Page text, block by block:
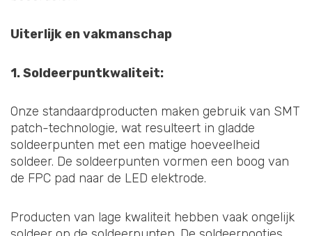
Uiterlijk en vakmanschap
1. Soldeerpuntkwaliteit:
Onze standaardproducten maken gebruik van SMT
patch-technologie, wat resulteert in gladde
soldeerpunten met een matige hoeveelheid
soldeer. De soldeerpunten vormen een boog van
de FPC pad naar de LED elektrode.
Producten van lage kwaliteit hebben vaak ongelijk